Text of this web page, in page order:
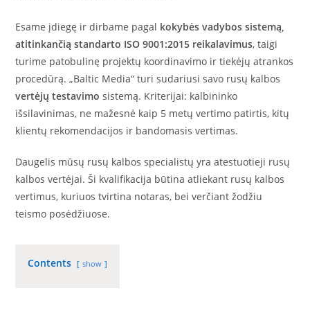
Esame įdiegę ir dirbame pagal kokybės vadybos sistemą,
atitinkančią standarto ISO 9001:2015 reikalavimus, taigi
turime patobulinę projektų koordinavimo ir tiekėjų atrankos
procedūrą. „Baltic Media“ turi sudariusi savo rusų kalbos
vertėjų testavimo sistemą. Kriterijai: kalbininko
išsilavinimas, ne mažesnė kaip 5 metų vertimo patirtis, kitų
klientų rekomendacijos ir bandomasis vertimas.
Daugelis mūsų rusų kalbos specialistų yra atestuotieji rusų
kalbos vertėjai. Ši kvalifikacija būtina atliekant rusų kalbos
vertimus, kuriuos tvirtina notaras, bei verčiant žodžiu
teismo posėdžiuose.
Contents show